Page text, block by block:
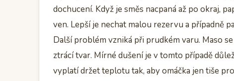
dochucení. Když je směs nacpaná až po okraj,
ven. Lepší je nechat malou rezervu a případně
Další problém vzniká při prudkém varu. Maso
ztrácí tvar. Mírné dušení je v tomto případě
vyplatí držet teplotu tak, aby omáčka jen tiše